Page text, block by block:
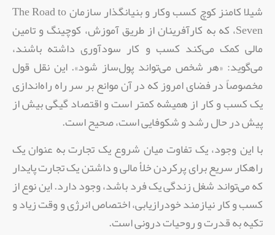
شیلا کامنز کوچ کسب وکار و بنیانگذار سازمان The Road to
Seven، که به کارآفرینان از طریق آموزش،‌ کوچینگ و تامین
مالی کمک می‌کند کسب و کار سودآوری داشته باشند،
می‌گوید: «هر شخص می‌تواند پول‌ساز شود». این نقل قول
مخصوصاً‌ در فضای امروز که در آن موانع بر سر راه راه‌اندازی
یک کسب‌ و ‌کار از همیشه کمتر است و اقتصاد گیگی بیش از
پیش در حال رشد و شکوفایی است، صحیح است.
با این وجود، یک تفاوت میان شروع یک تجارت به عنوان یک
راهکار سریع برای پرکردن خلأ مالی و داشتن یک تجارت پایدار
که می‌تواند شغل زندگی یک فرد باشد، وجود دارد. این نوع از
کسب‌ و کار نیازمند خودرازیابی، ‌اختصاص انرژی و وقت زیاد و
تکیه به قدرت و روحیات درونی است.